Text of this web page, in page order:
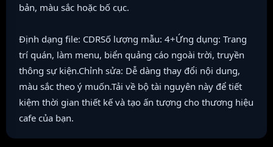
bản, màu sắc hoặc bố cục.
Định dạng file: CDRSố lượng mẫu: 4+Ứng dụng: Trang
trí quán, làm menu, biển quảng cáo ngoài trời, truyền
thông sự kiện.Chỉnh sửa: Dễ dàng thay đổi nội dung,
màu sắc theo ý muốn.Tải về bộ tài nguyên này để tiết
kiệm thời gian thiết kế và tạo ấn tượng cho thương hiệu
cafe của bạn.